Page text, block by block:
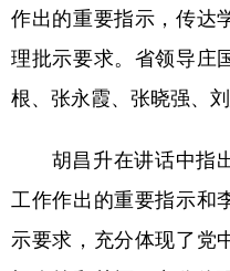
作出的重要指示，传达
理批示要求。省领导庄
根、张永霞、张晓强、刘
胡昌升在讲话中指
工作作出的重要指示和
示要求，充分体现了党